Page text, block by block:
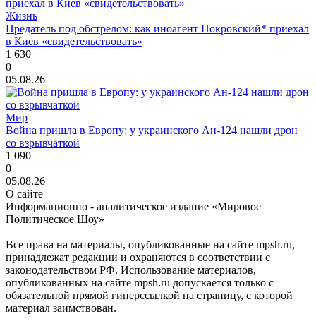
Жизнь
Предатель под обстрелом: как иноагент Покровский* приехал
в Киев «свидетельствовать»
1 630
0
05.08.26
Мир
Война пришла в Европу: у украинского Ан-124 нашли дрон
со взрывчаткой
1 090
0
05.08.26
О сайте
Информационно - аналитическое издание «Мировое
Политическое Шоу»
Все права на материалы, опубликованные на сайте mpsh.ru,
принадлежат редакции и охраняются в соответствии с
законодательством РФ. Использование материалов,
опубликованных на сайте mpsh.ru допускается только с
обязательной прямой гиперссылкой на страницу, с которой
материал заимствован.